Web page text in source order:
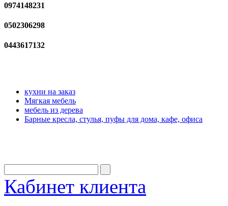
0974148231
0502306298
0443617132
кухни на заказ
Мягкая мебель
мебель из дерева
Барные кресла, стулья, пуфы для дома, кафе, офиса
Кабинет клиента